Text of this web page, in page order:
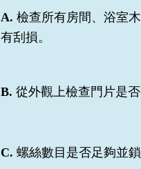
A. 檢查所有房間、浴室
有刮損。
B. 從外觀上檢查門片是否
C. 螺絲數目是否足夠並鎖